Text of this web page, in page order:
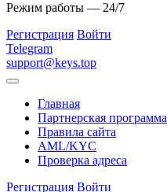
Режим работы — 24/7
Регистрация Войти
Telegram
support@keys.top
Главная
Партнерская программа
Правила сайта
AML/KYC
Проверка адреса
Регистрация Войти